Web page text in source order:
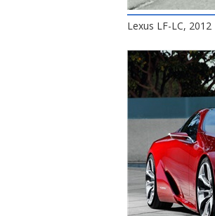
Lexus LF-LC, 2012